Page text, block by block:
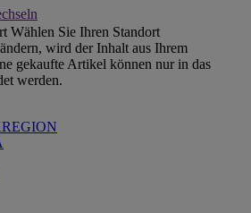
Wählen Sie Ihren Standort
wird der Inhalt aus Ihrem
gekaufte Artikel können nur in das
werden.